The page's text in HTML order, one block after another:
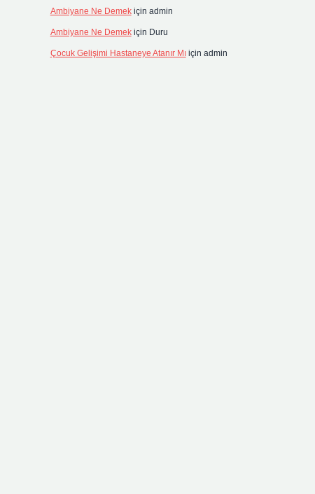
Ambiyane Ne Demekiçin admin
Ambiyane Ne Demekiçin Duru
Çocuk Gelişimi Hastaneye Atanır Mıiçin admin